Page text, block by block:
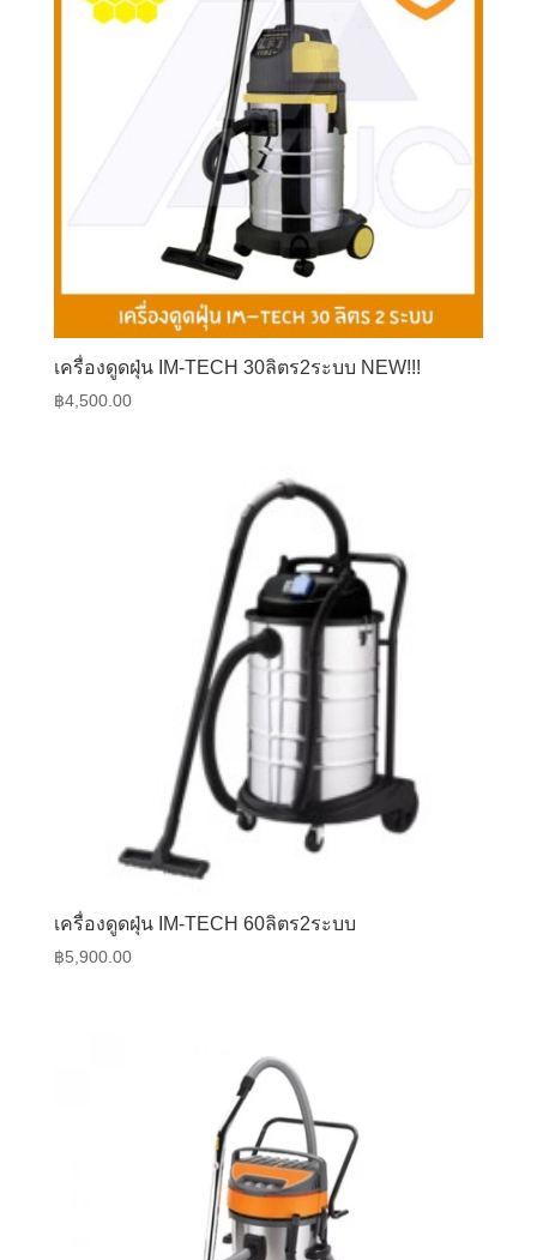
เครื่องดูดฝุ่น IM-TECH 30ลิตร2ระบบ NEW!!!
฿4,500.00
เครื่องดูดฝุ่น IM-TECH 60ลิตร2ระบบ
฿5,900.00